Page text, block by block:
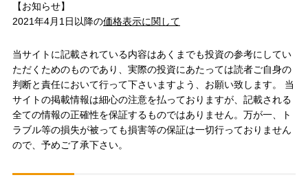
【お知らせ】
2021年4月1日以降の価格表示に関して
当サイトに記載されている内容はあくまでも投資の参考にしてい
ただくためのものであり、実際の投資にあたっては読者ご自身の
判断と責任において行って下さいますよう、お願い致します。 当
サイトの掲載情報は細心の注意を払っておりますが、記載される
全ての情報の正確性を保証するものではありません。万が一、ト
ラブル等の損失が被っても損害等の保証は一切行っておりません
ので、予めご了承下さい。